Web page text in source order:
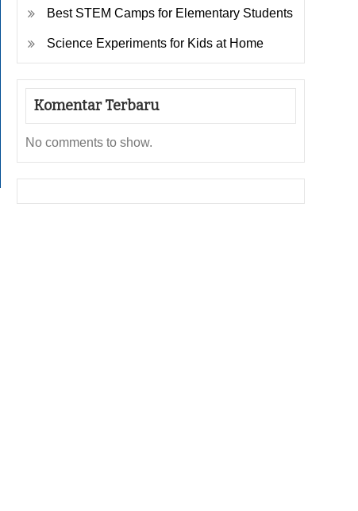
Best STEM Camps for Elementary Students
Science Experiments for Kids at Home
Komentar Terbaru
No comments to show.